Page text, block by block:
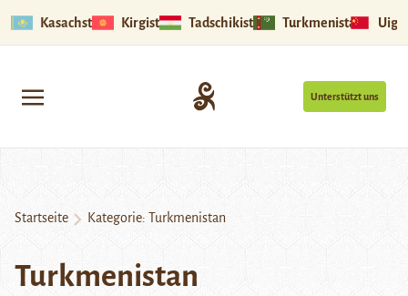
Kasachstan Kirgistan Tadschikistan Turkmenistan
Unterstützt uns
Startseite Kategorie: Turkmenistan
Turkmenistan